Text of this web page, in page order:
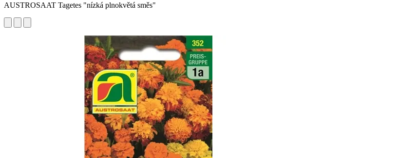
AUSTROSAAT Tagetes "nízká plnokvětá směs"